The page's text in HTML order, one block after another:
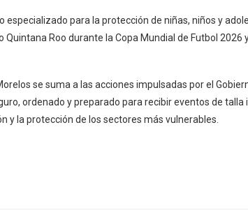
especializado para la protección de niñas, niños y
Quintana Roo durante la Copa Mundial de Futbol 2026
se suma a las acciones impulsadas por el
ordenado y preparado para recibir eventos de
y la protección de los sectores más vulnerables.